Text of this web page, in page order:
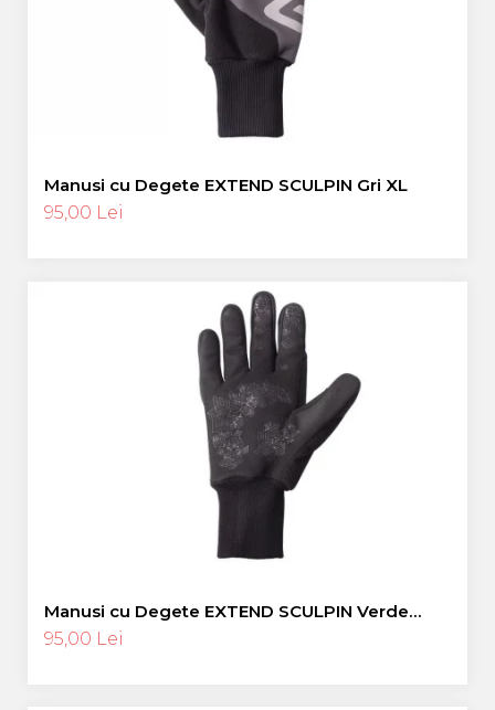
Manusi cu Degete EXTEND SCULPIN Gri XL
95,00 Lei
Manusi cu Degete EXTEND SCULPIN Verde
Neon L
95,00 Lei